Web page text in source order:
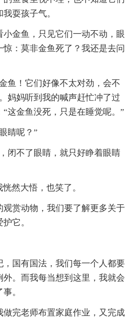
耍孩子气。
金鱼，只见它们一动不动，眼
惊：莫非金鱼死了？我还是去问
鱼！它们好像不太对劲，会不
妈妈听到我的喊声赶忙冲了过
这金鱼没死，只是在睡觉呢。”
睛呢？”
闭不了眼睛，就只好睁着眼睛
然大悟，也笑了。
观赏动物，我们要了解更多关于
它。
，国有国法，我们每一个人都要
。而我每当想到这里，我就会
。
做完老师布置家庭作业，又完成